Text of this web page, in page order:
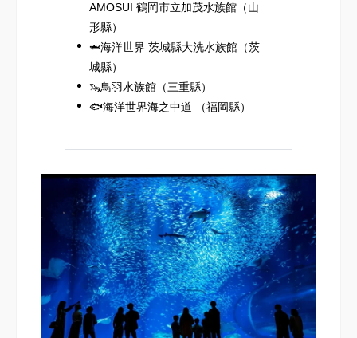
AMOSUI 鶴岡市立加茂水族館（山
形縣）
🦈海洋世界 茨城縣大洗水族館（茨
城縣）
🦦鳥羽水族館（三重縣）
🐟海洋世界海之中道 （福岡縣）